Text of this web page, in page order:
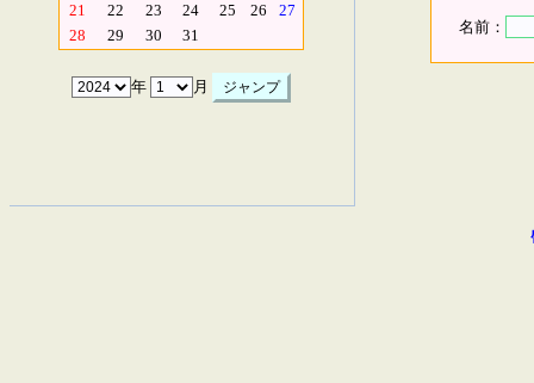
21
22 23 24 25 26
27
28
29 30 31
年 月
名前：